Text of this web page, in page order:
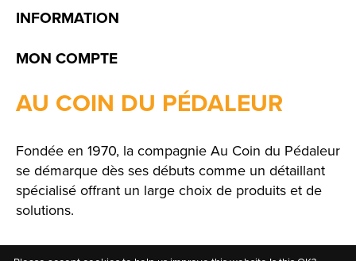
INFORMATION
MON COMPTE
AU COIN DU PÉDALEUR
Fondée en 1970, la compagnie Au Coin du Pédaleur
se démarque dès ses débuts comme un détaillant
spécialisé offrant un large choix de produits et de
solutions.